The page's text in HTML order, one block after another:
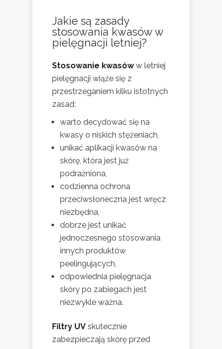
Jakie są zasady
stosowania kwasów w
pielęgnacji letniej?
Stosowanie kwasóww letniej
pielęgnacji wiąże się z
przestrzeganiem kilku istotnych
zasad:
warto decydować się na
kwasy o niskich stężeniach,
unikać aplikacji kwasów na
skórę, która jest już
podrażniona,
codzienna ochrona
przeciwsłoneczna jest wręcz
niezbędna,
dobrze jest unikać
jednoczesnego stosowania
innych produktów
peelingujących,
odpowiednia pielęgnacja
skóry po zabiegach jest
niezwykle ważna.
Filtry UV skutecznie
zabezpieczają skórę przed